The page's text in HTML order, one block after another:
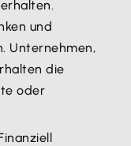
und
Unternehmen,
die
oder